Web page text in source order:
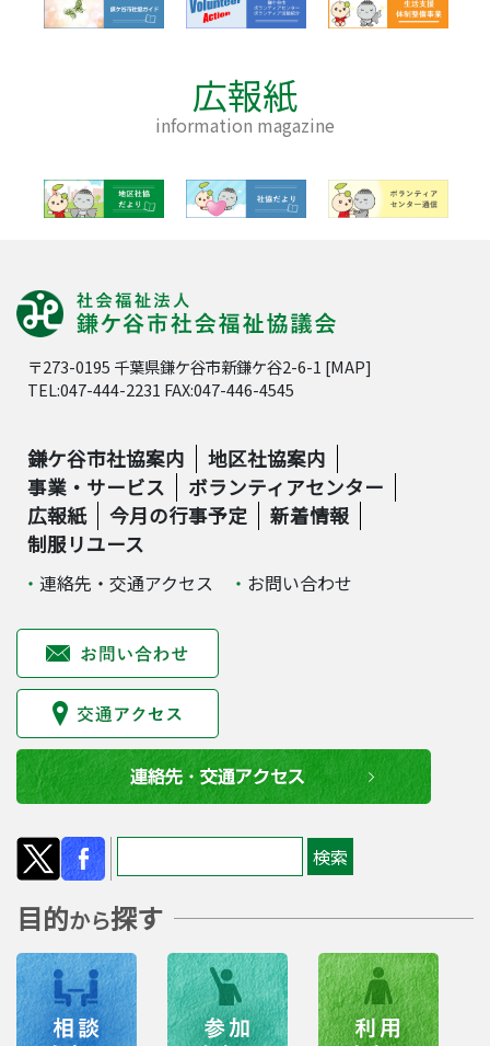
広報紙
information magazine
〒273-0195 千葉県鎌ケ谷市新鎌ケ谷2-6-1 [MAP]
TEL:047-444-2231 FAX:047-446-4545
鎌ケ谷市社協案内
地区社協案内
事業・サービス
ボランティアセンター
広報紙
今月の行事予定
新着情報
制服リユース
連絡先・交通アクセス お問い合わせ
目的から探す